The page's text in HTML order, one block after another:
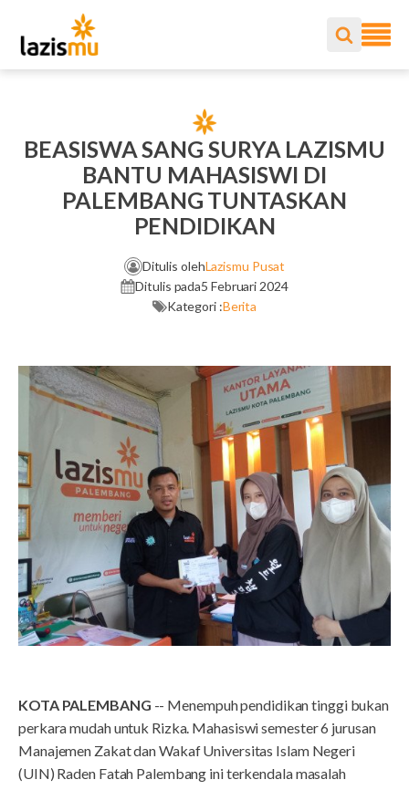
BEASISWA SANG SURYA LAZISMU
BANTU MAHASISWI DI
PALEMBANG TUNTASKAN
PENDIDIKAN
Ditulis olehLazismu Pusat
Ditulis pada5 Februari 2024
Kategori :Berita
KOTA PALEMBANG -- Menempuh pendidikan tinggi bukan
perkara mudah untuk Rizka. Mahasiswi semester 6 jurusan
Manajemen Zakat dan Wakaf Universitas Islam Negeri
(UIN) Raden Fatah Palembang ini terkendala masalah